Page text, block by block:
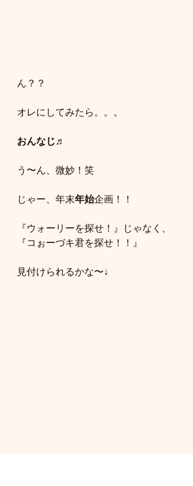
ん？？
オレにしてみたら。。。
おんなじ♬
う〜ん、微妙！笑
じゃー、年末年始企画！！
『ウォーリーを探せ！』じゃなく、
『コぉーづキ君を探せ！！』
見付けられるかな〜↓